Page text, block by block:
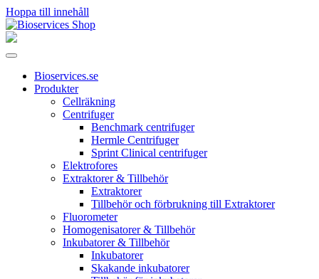
Hoppa till innehåll
Huvudnavigering
Bioservices.se
Produkter
Cellräkning
Centrifuger
Benchmark centrifuger
Hermle Centrifuger
Sprint Clinical centrifuger
Elektrofores
Extraktorer & Tillbehör
Extraktorer
Tillbehör och förbrukning till Extraktorer
Fluorometer
Homogenisatorer & Tillbehör
Inkubatorer & Tillbehör
Inkubatorer
Skakande inkubatorer